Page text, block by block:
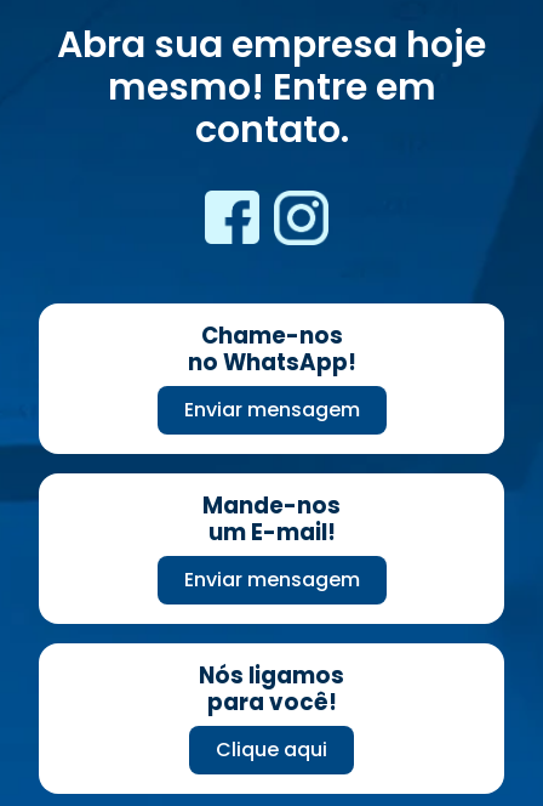
Abra sua empresa hoje
mesmo! Entre em
contato.
Chame-nos
no WhatsApp!
Enviar mensagem
Mande-nos
um E-mail!
Enviar mensagem
Nós ligamos
para você!
Clique aqui